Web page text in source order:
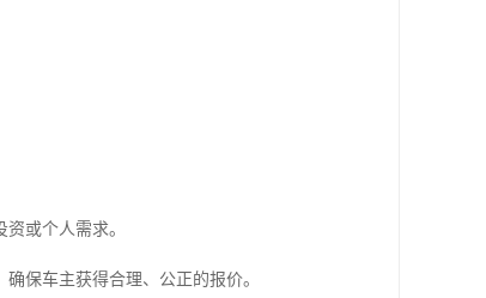
或个人需求。
保车主获得合理、公正的报价。